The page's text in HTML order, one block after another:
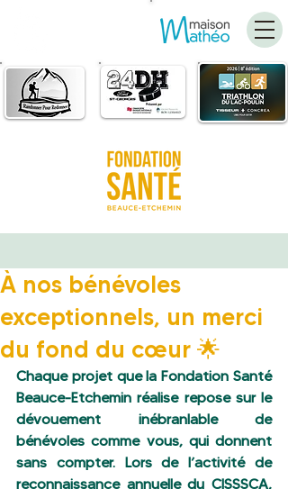
À nos bénévoles
exceptionnels, un merci
du fond du cœur 🌟
Chaque projet que la Fondation Santé
Beauce-Etchemin réalise repose sur le
dévouement inébranlable de
bénévoles comme vous, qui donnent
sans compter. Lors de l’activité de
reconnaissance annuelle du CISSSCA,